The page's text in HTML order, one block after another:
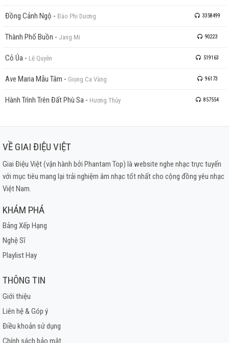
Đồng Cảnh Ngộ - Đào Phi Dương 3358499
Thành Phố Buồn - Jang Mi 90223
Cỏ Úa - Lệ Quyên 519163
Ave Maria Mẫu Tâm - Giọng Ca Vàng 96173
Hành Trình Trên Đất Phù Sa - Hương Thủy 857554
VỀ GIAI ĐIỆU VIỆT
Giai Điệu Việt (vận hành bởi Phantam Top) là website nghe nhạc trực tuyến
với mục tiêu mang lại trải nghiệm âm nhạc tốt nhất cho cộng đồng yêu nhạc
Việt Nam.
KHÁM PHÁ
Bảng Xếp Hạng
Nghệ Sĩ
Playlist Hay
THÔNG TIN
Giới thiệu
Liên hệ & Góp ý
Điều khoản sử dụng
Chính sách bảo mật